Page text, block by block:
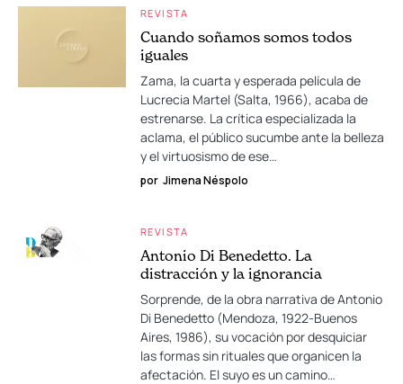
REVISTA
Cuando soñamos somos todos
iguales
Zama, la cuarta y esperada película de
Lucrecia Martel (Salta, 1966), acaba de
estrenarse. La crítica especializada la
aclama, el público sucumbe ante la belleza
y el virtuosismo de ese…
por Jimena Néspolo
REVISTA
Antonio Di Benedetto. La
distracción y la ignorancia
Sorprende, de la obra narrativa de Antonio
Di Benedetto (Mendoza, 1922-Buenos
Aires, 1986), su vocación por desquiciar
las formas sin rituales que organicen la
afectación. El suyo es un camino…